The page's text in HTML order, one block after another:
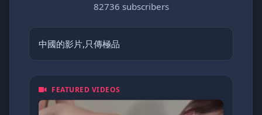
82736 subscribers
中國的影片,只傳極品
FEATURED VIDEOS